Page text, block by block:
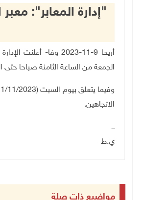
أريحا 9-11-2023 وفا-
الجمعة من الساعة الثامنة صباحا حتى
الاتجاهين.
ـــ
ي.ط
مواضيع ذات صلة